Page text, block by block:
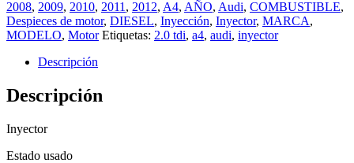
2008, 2009, 2010, 2011 , 2012, A4, AÑO, Audi, COMBUSTIBLE,
Despieces de motor, DIESEL, Inyección, Inyector, MARCA,
MODELO, Motor Etiquetas: 2.0 tdi, a4, audi, inyector
Descripción
Descripción
Inyector
Estado usado